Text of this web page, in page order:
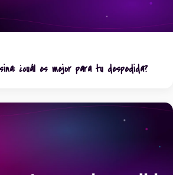
¿cuál es mejor para tu despedida?